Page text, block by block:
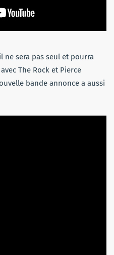
ne sera pas seul et pourra
avec The Rock et Pierce
bande annonce a aussi